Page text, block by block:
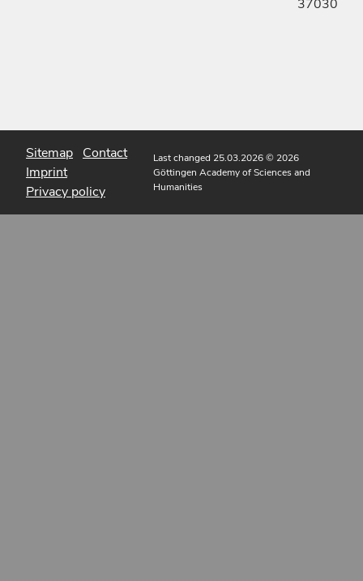
37030
Sitemap Contact
Imprint
Privacy policy
Last changed 25.03.2026© 2026
Göttingen Academy of Sciences and
Humanities